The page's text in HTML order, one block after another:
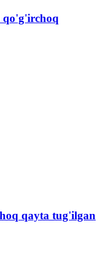
qayta tug'ilgan